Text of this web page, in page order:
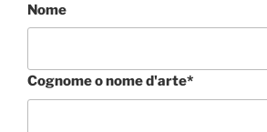
Nome
Cognome o nome d'arte*